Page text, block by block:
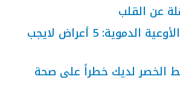
أمراض القلب والأوعية الدموية: 5 أعراض لايجب
الخصر لديك خطراً على صحة